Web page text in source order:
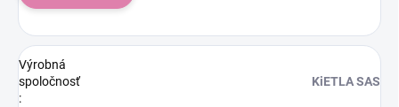
Výrobná
spoločnosť
:
KiETLA SAS